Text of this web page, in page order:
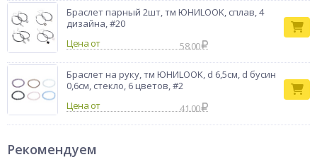
Браслет парный 2шт, тм ЮНИLOOK, сплав, 4
дизайна, #20
Цена от
58.00
Браслет на руку, тм ЮНИLOOK, d 6,5см, d бусин
0,6см, стекло, 6 цветов, #2
Цена от
41.00
Рекомендуем